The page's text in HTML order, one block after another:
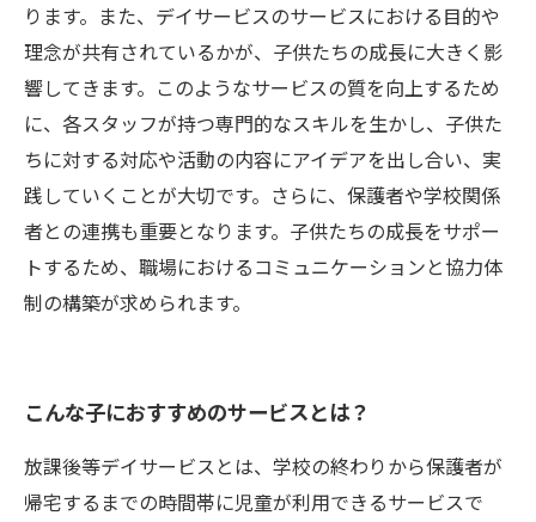
ります。また、デイサービスのサービスにおける目的や
理念が共有されているかが、子供たちの成長に大きく影
響してきます。このようなサービスの質を向上するため
に、各スタッフが持つ専門的なスキルを生かし、子供た
ちに対する対応や活動の内容にアイデアを出し合い、実
践していくことが大切です。さらに、保護者や学校関係
者との連携も重要となります。子供たちの成長をサポー
トするため、職場におけるコミュニケーションと協力体
制の構築が求められます。
こんな子におすすめのサービスとは？
放課後等デイサービスとは、学校の終わりから保護者が
帰宅するまでの時間帯に児童が利用できるサービスで